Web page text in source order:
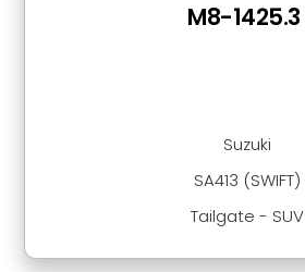
Suzuki
SA413 (SWIFT)
Tailgate - SUV
M8-1425.3